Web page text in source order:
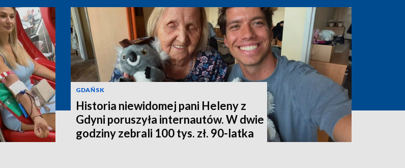
GDAŃSK
Historia niewidomej pani Heleny z
Gdyni poruszyła internautów. W dwie
godziny zebrali 100 tys. zł. 90-latka